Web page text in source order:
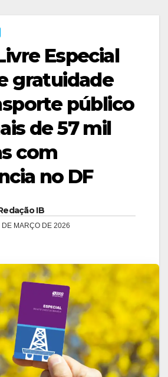
Especial
gratuidade
público
de 57 mil
com
no DF
IB
DE MARÇO DE 2026